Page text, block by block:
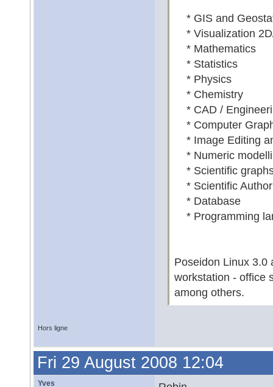
* GIS and
* Visualization
* Mathematics
* Statistics
* Physics
* Chemistry
* CAD /
* Computer
* Image Editing
* Numeric
* Scientific
* Scientific
* Database
* Programming
Poseidon Linux 3.0
workstation - office
among others.
Hors ligne
Fri 29 August 2008 12:04
Yves